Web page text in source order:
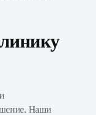
Наши